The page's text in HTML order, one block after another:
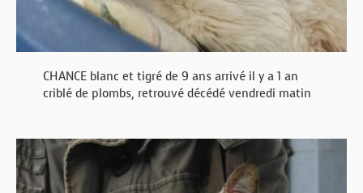
CHANCE blanc et tigré de 9 ans arrivé il y a 1 an
criblé de plombs, retrouvé décédé vendredi matin